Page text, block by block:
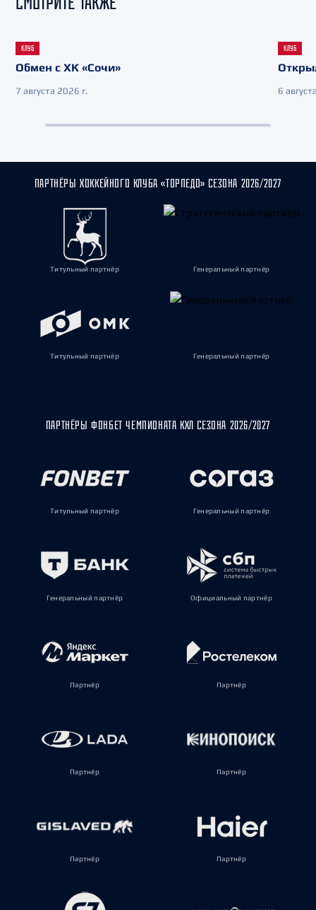
КЛУБ
Обмен с ХК «Сочи»
7 августа 2026 г.
КЛУБ
6
ПАРТНЁРЫ ХОККЕЙНОГО КЛУБА «ТОРПЕДО» СЕЗОНА 2026/2027
Титульный партнёр Генеральный партнёр
Титульный партнёр Генеральный партнёр
ПАРТНЁРЫ ФОНБЕТ ЧЕМПИОНАТА КХЛ СЕЗОНА 2026/2027
Титульный партнёр Генеральный партнёр
Генеральный партнёр Официальный партнёр
Партнёр Партнёр
Партнёр Партнёр
Партнёр Партнёр